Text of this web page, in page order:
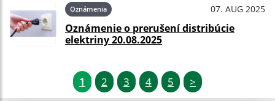
Oznámenia 07. AUG 2025
Oznámenie o prerušení distribúcie
elektriny 20.08.2025
1 2 3 4 5 >